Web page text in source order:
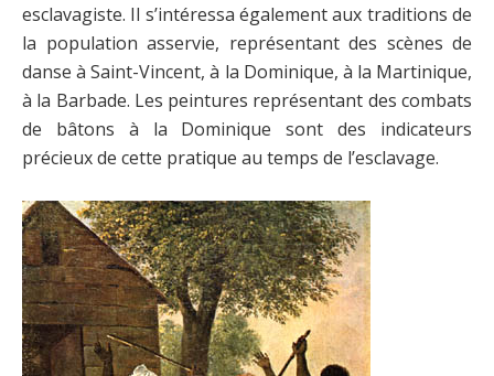
esclavagiste. Il s’intéressa également aux traditions de
la population asservie, représentant des scènes de
danse à Saint-Vincent, à la Dominique, à la Martinique,
à la Barbade. Les peintures représentant des combats
de bâtons à la Dominique sont des indicateurs
précieux de cette pratique au temps de l’esclavage.